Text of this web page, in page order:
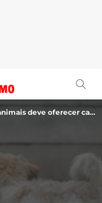
deve oferecer carinho e segurança